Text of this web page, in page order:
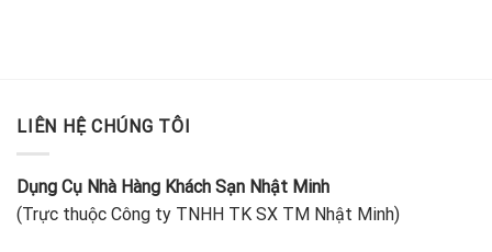
LIÊN HỆ CHÚNG TÔI
Dụng Cụ Nhà Hàng Khách Sạn Nhật Minh
(Trực thuộc Công ty TNHH TK SX TM Nhật Minh)